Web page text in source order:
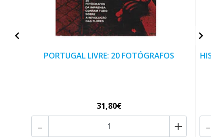
PORTUGAL LIVRE: 20 FOTÓGRAFOS
31,80€
+
- -